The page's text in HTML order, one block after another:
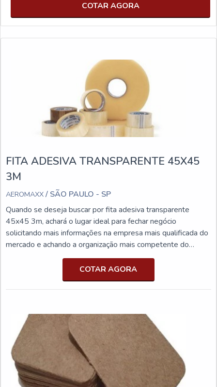
COTAR AGORA
FITA ADESIVA TRANSPARENTE 45X45
3M
AEROMAXX / SÃO PAULO - SP
Quando se deseja buscar por fita adesiva transparente
45x45 3m, achará o lugar ideal para fechar negócio
solicitando mais informações na empresa mais qualificada do
mercado e achando a organização mais competente do
ramo.INFORMAÇÕES SOBRE A FITA ADESIVA
TRANSPARENTE 45X45 3MSe alguém quer achar fita
adesiva transparente 45x45 3m em uma empresa que preza
pela segurança, chega até a Aeromaxx. Na companhia é
COTAR AGORA